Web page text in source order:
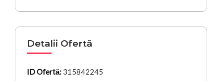
Detalii Ofertă
ID Ofertă: 315842245